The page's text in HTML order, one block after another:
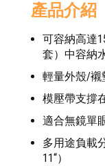
產品介紹
可容納高達
套）中容納
輕量外殼/襯
模壓帶支撐
適合無鏡單
多用途負載
11“）